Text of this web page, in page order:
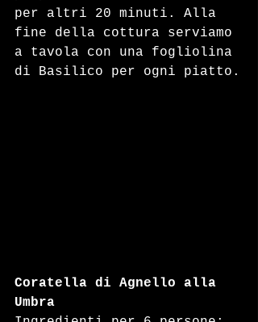
per altri 20 minuti. Alla
fine della cottura serviamo
a tavola con una fogliolina
di Basilico per ogni piatto.
Coratella di Agnello alla
Umbra